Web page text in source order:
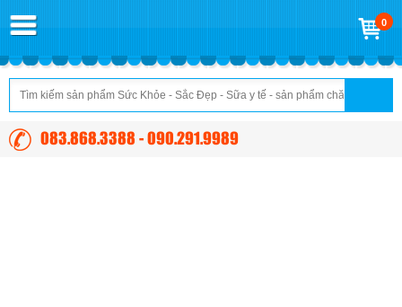
0
083.868.3388 - 090.291.9989